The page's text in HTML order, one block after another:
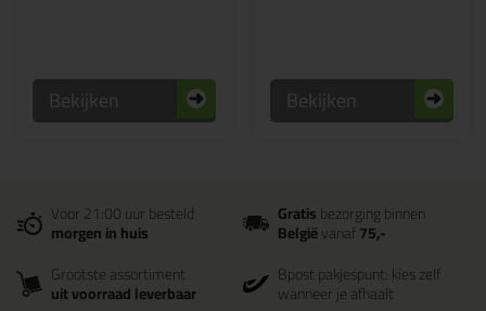
Bekijken Bekijken
Voor 21:00 uur besteld
morgen in huis
Gratisbezorging binnen
Belgiëvanaf75,-
Grootste assortiment
uit voorraad leverbaar
Bpost pakjespunt: kies zelf
wanneer je afhaalt